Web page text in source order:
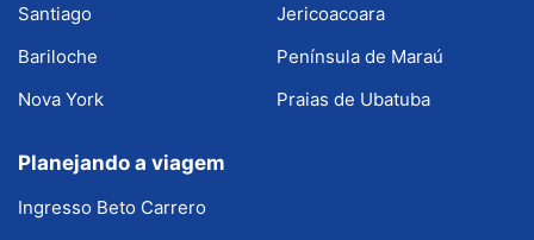
Santiago
Bariloche
Nova York
Jericoacoara
Península de Maraú
Praias de Ubatuba
Planejando a viagem
Ingresso Beto Carrero